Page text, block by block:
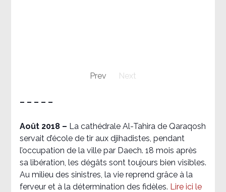
Prev Next
– – – – –
Août 2018 – La cathédrale Al-Tahira de Qaraqosh
servait d’école de tir aux djihadistes, pendant
l’occupation de la ville par Daech. 18 mois après
sa libération, les dégâts sont toujours bien visibles.
Au milieu des sinistres, la vie reprend grâce à la
ferveur et à la détermination des fidèles. Lire ici le